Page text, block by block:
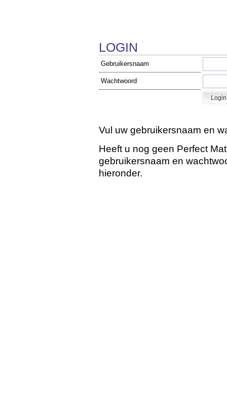
LOGIN
Gebruikersnaam
Wachtwoord
Vul uw gebruikersnaam en
Heeft u nog geen Perfect
gebruikersnaam en
hieronder.